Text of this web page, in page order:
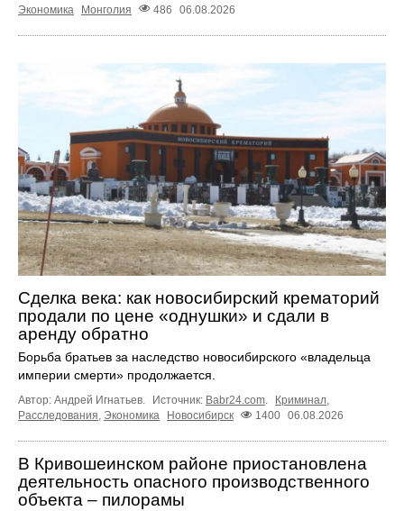
Экономика
Монголия 486 06.08.2026
Сделка века: как новосибирский крематорий
продали по цене «однушки» и сдали в
аренду обратно
Борьба братьев за наследство новосибирского «владельца
империи смерти» продолжается.
Автор: Андрей Игнатьев. Источник: Babr24.com. Криминал,
Расследования, Экономика Новосибирск 1400 06.08.2026
В Кривошеинском районе приостановлена
деятельность опасного производственного
объекта – пилорамы